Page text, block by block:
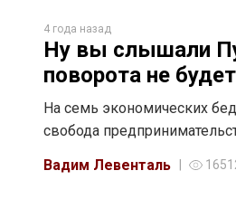
4 года назад
Ну вы слышали
поворота не
На семь экономических
свобода
Вадим Левенталь